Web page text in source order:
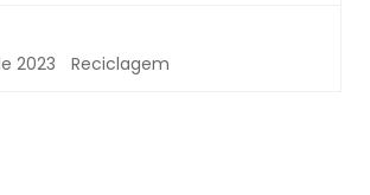
2023 Reciclagem